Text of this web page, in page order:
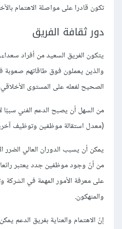
تكون قادرا على مواصلة الاهتمام
دور ثقافة الفريق
يتكون الفريق السعيد من أفراد
والذين يعملون فوق طاقاتهم صعوبة
الصحيح لفعله على المستوى
(معدل استقالة موظفين وتوظيف
يمكن أن يسبب الدوران العالي
من أنّ وجود موظفين جدد يعتبر رائعا
على معرفة الأمور المهمة في الشركة
والمنهكون.
إنّ الاهتمام والعناية بفريق الدعم